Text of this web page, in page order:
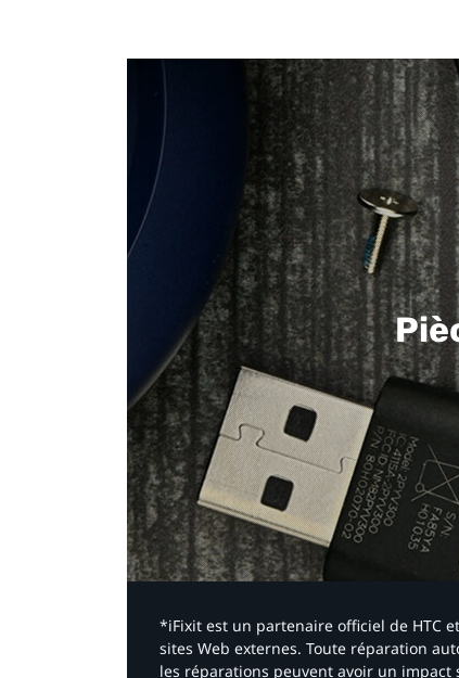
*iFixit est un partenaire officiel de HTC
sites Web externes. Toute réparation
les réparations peuvent avoir un